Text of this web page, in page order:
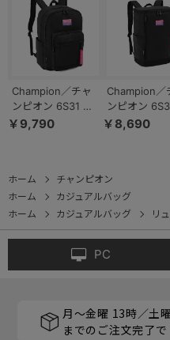
Champion／チャ
ンピオン 6S31 リ
ュックサック 36L
￥9,790
Champion／
ンピオン
ュックサック
￥8,690
ホーム
チャンピオン
ホーム
カジュアルバッグ
ホーム
カジュアルバッグ リ
PC
月～金曜 13時／土
までのご注文完了で